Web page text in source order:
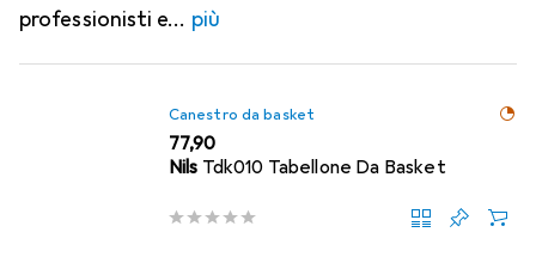
professionisti e
più
Canestro da basket
EUR
77,90
Nils Tdk010 Tabellone Da Basket